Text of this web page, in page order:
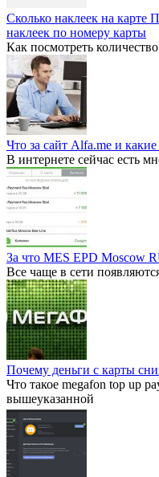
Сколько наклеек на карте
наклеек по номеру карты
Как посмотреть
Что за сайт Alfa.me и
В интернете сейчас есть
За что MES EPD Moscow
Все чаще в сети
Почему деньги с карты
Что такое megafon top up
вышеуказанной